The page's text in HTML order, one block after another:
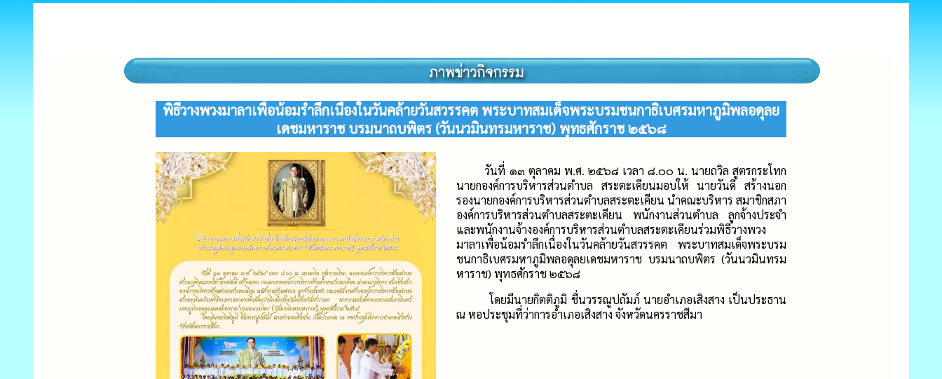
พิธีวางพวงมาลาเพื่อน้อมรำลึกเนื่องในวันคล้ายวันสวรรคต พระบาทสมเด็จพระบรมชนกาธิเบศรมหาภูมิพลอดุลย
เดชมหาราช บรมนาถบพิตร (วันนวมินทรมหาราช) พุทธศักราช ๒๕๖๘
วันที่ ๑๓ ตุลาคม พ.ศ. ๒๕๖๘ เวลา ๘.๐๐ น. นายถวิล สูตรกระโทก
นายกองค์การบริหารส่วนตำบล สระตะเคียนมอบให้ นายวันดี สร้างนอก
รองนายกองค์การบริหารส่วนตำบลสระตะเคียน นำคณะบริหาร สมาชิกสภา
องค์การบริหารส่วนตำบลสระตะเคียน พนักงานส่วนตำบล ลูกจ้างประจำ
และพนักงานจ้างองค์การบริหารส่วนตำบลสระตะเคียนร่วมพิธีวางพวง
มาลาเพื่อน้อมรำลึกเนื่องในวันคล้ายวันสวรรคต พระบาทสมเด็จพระบรม
ชนกาธิเบศรมหาภูมิพลอดุลยเดชมหาราช บรมนาถบพิตร (วันนวมินทรม
หาราช) พุทธศักราช ๒๕๖๘
โดยมีนายกิตติภูมิ ชื่นวรรณูปถัมภ์ นายอำเภอเสิงสาง เป็นประธาน
ณ หอประชุมที่ว่าการอำเภอเสิงสาง จังหวัดนครราชสีมา